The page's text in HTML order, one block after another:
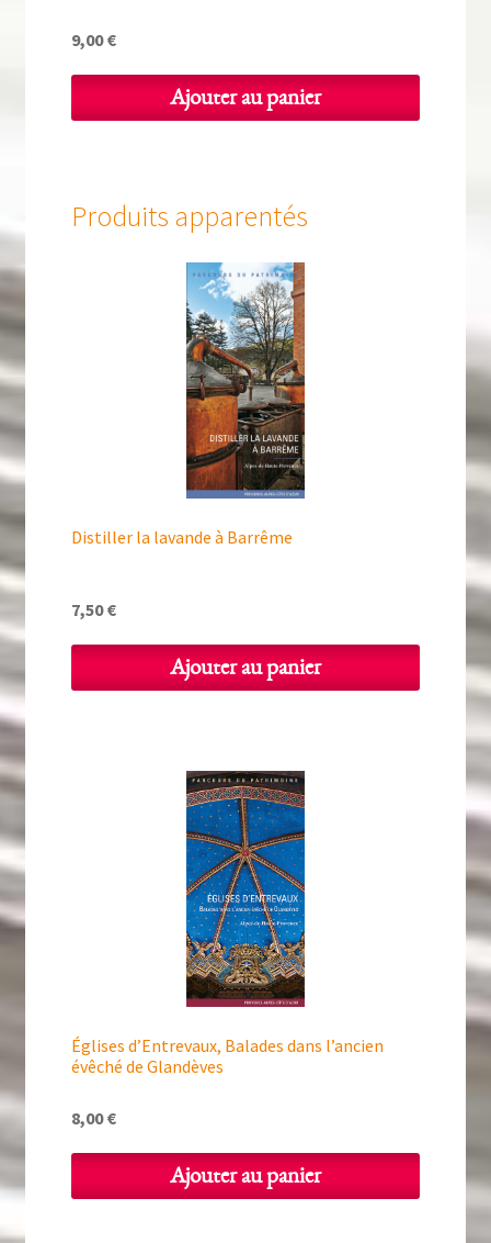
9,00€
Ajouter au panier
Produits apparentés
Distiller la lavande à Barrême
7,50€
Ajouter au panier
Églises d’Entrevaux, Balades dans l’ancien
évêché de Glandèves
8,00€
Ajouter au panier